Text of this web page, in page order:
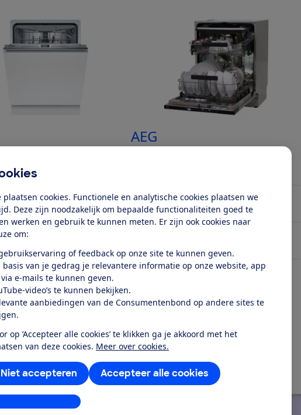
plaatsen cookies. Functionele en analytische cookies plaatsen we
Deze zijn noodzakelijk om bepaalde functionaliteiten goed te
werken en gebruik te kunnen meten. Er zijn ook cookies naar
om:
of feedback op onze site te kunnen geven.
basis van je gedrag je relevantere informatie op onze website, app
e-mails te kunnen geven.
video’s te kunnen bekijken.
aanbiedingen van de Consumentenbond op andere sites te
op ‘Accepteer alle cookies’ te klikken ga je akkoord met het
van deze cookies. Meer over cookies.
Accepteer alle cookies
Niet accepteren
aanpassen
AEG
test
Prijs
€ 708,43
alle geteste producten